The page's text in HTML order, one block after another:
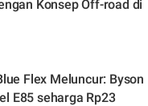
Konsep Off-road di
Flex Meluncur: Byson
E85 seharga Rp23